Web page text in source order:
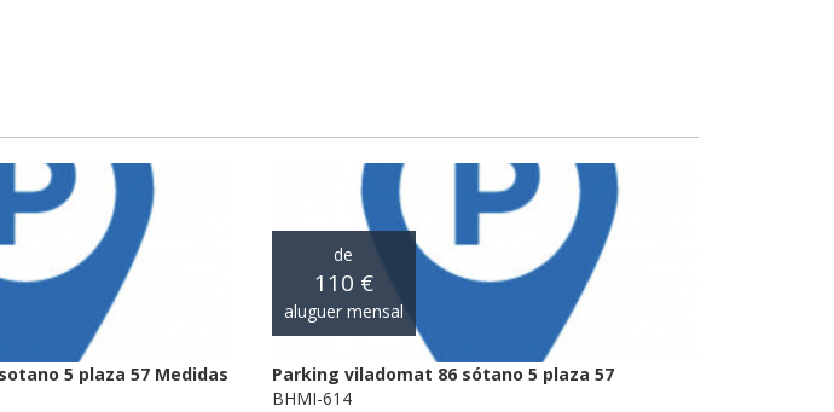
5 plaza 57 Medidas
de
110 €
aluguer mensal
Parking viladomat 86 sótano 5 plaza 57
BHMI-614